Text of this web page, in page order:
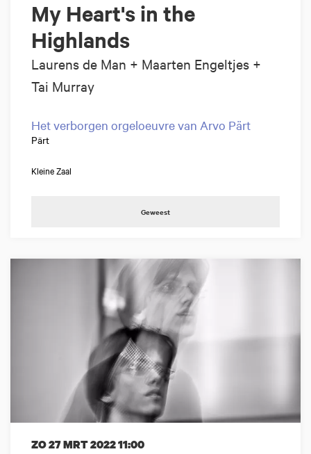
My Heart's in the
Highlands
Laurens de Man + Maarten Engeltjes +
Tai Murray
Het verborgen orgeloeuvre van Arvo Pärt
Pärt
Kleine Zaal
Geweest
ZO 27 MRT 202211:00